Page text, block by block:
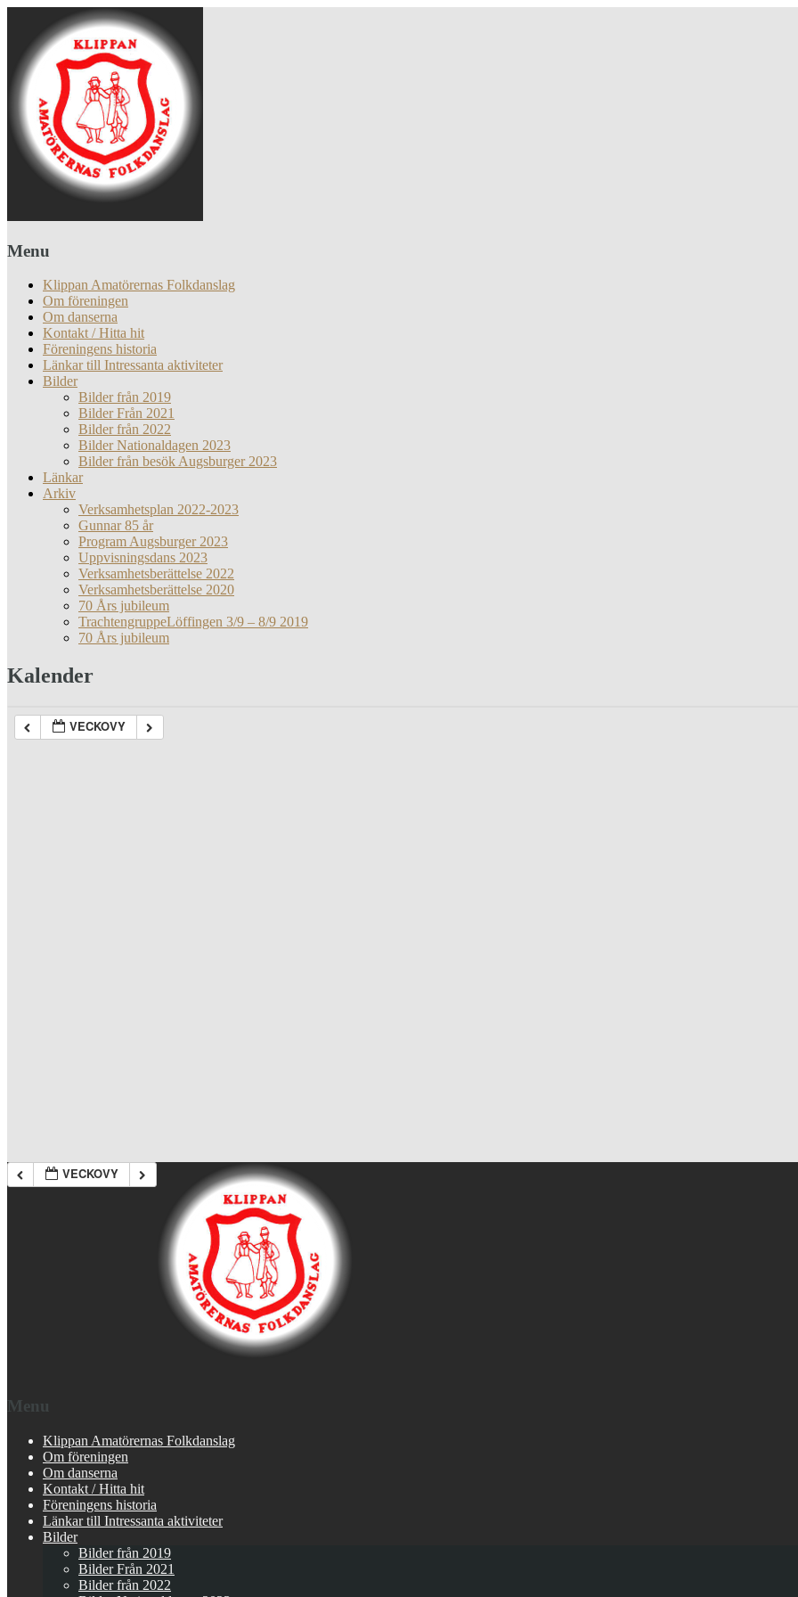
Menu
Klippan Amatörernas Folkdanslag
Om föreningen
Om danserna
Kontakt / Hitta hit
Föreningens historia
Länkar till Intressanta aktiviteter
Bilder
Bilder från 2019
Bilder Från 2021
Bilder från 2022
Bilder Nationaldagen 2023
Bilder från besök Augsburger 2023
Länkar
Arkiv
Verksamhetsplan 2022-2023
Gunnar 85 år
Program Augsburger 2023
Uppvisningsdans 2023
Verksamhetsberättelse 2022
Verksamhetsberättelse 2020
70 Års jubileum
TrachtengruppeLöffingen 3/9 – 8/9 2019
70 Års jubileum
Kalender
VECKOVY
VECKOVY
Menu
Klippan Amatörernas Folkdanslag
Om föreningen
Om danserna
Kontakt / Hitta hit
Föreningens historia
Länkar till Intressanta aktiviteter
Bilder
Bilder från 2019
Bilder Från 2021
Bilder från 2022